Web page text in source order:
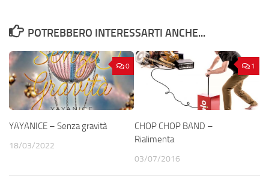
POTREBBERO INTERESSARTI ANCHE...
0
YAYANICE – Senza gravità
18/03/2022
1
CHOP CHOP BAND –
Rialimenta
03/07/2016